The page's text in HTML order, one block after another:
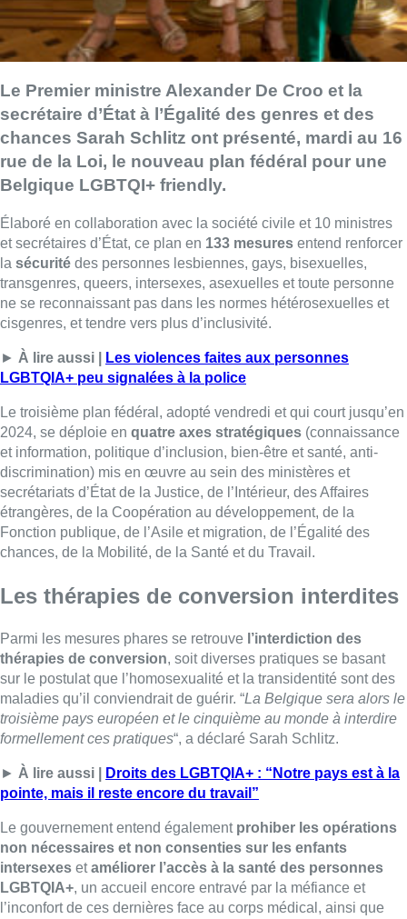
Le Premier ministre Alexander De Croo et la
secrétaire d’État à l’Égalité des genres et des
chances Sarah Schlitz ont présenté, mardi au 16
rue de la Loi, le nouveau plan fédéral pour une
Belgique LGBTQI+ friendly.
Élaboré en collaboration avec la société civile et 10 ministres
et secrétaires d’État, ce plan en 133 mesures entend renforcer
la sécurité des personnes lesbiennes, gays, bisexuelles,
transgenres, queers, intersexes, asexuelles et toute personne
ne se reconnaissant pas dans les normes hétérosexuelles et
cisgenres, et tendre vers plus d’inclusivité.
► À lire aussi |
Les violences faites aux personnes
LGBTQIA+ peu signalées à la police
Le troisième plan fédéral, adopté vendredi et qui court jusqu’en
2024, se déploie en quatre axes stratégiques (connaissance
et information, politique d’inclusion, bien-être et santé, anti-
discrimination) mis en œuvre au sein des ministères et
secrétariats d’État de la Justice, de l’Intérieur, des Affaires
étrangères, de la Coopération au développement, de la
Fonction publique, de l’Asile et migration, de l’Égalité des
chances, de la Mobilité, de la Santé et du Travail.
Les thérapies de conversion interdites
Parmi les mesures phares se retrouve l’interdiction des
thérapies de conversion, soit diverses pratiques se basant
sur le postulat que l’homosexualité et la transidentité sont des
maladies qu’il conviendrait de guérir. “La Belgique sera alors le
troisième pays européen et le cinquième au monde à interdire
formellement ces pratiques“, a déclaré Sarah Schlitz.
► À lire aussi |
Droits des LGBTQIA+ : “Notre pays est à la
pointe, mais il reste encore du travail”
Le gouvernement entend également prohiber les opérations
non nécessaires et non consenties sur les enfants
intersexes etaméliorer l’accès à la santé des personnes
LGBTQIA+, un accueil encore entravé par la méfiance et
l’inconfort de ces dernières face au corps médical, ainsi que